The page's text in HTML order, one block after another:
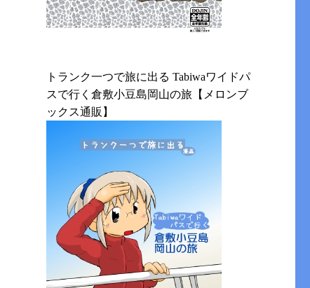
トランク一つで旅に出る Tabiwaワイドパ
スで行く倉敷小豆島岡山の旅【メロンブ
ックス通販】